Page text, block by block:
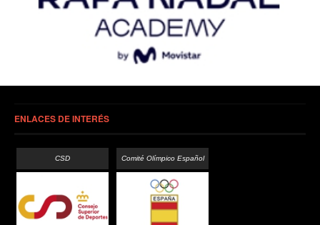
ENLACES DE INTERÉS
CSD Comité Olímpico Español